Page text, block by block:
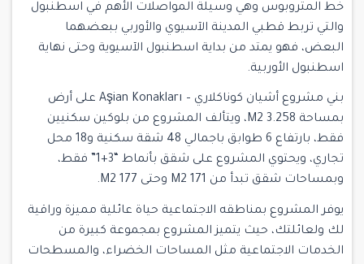
خط المتروبوس وهي وسيلة المواصلات الأهم في اسطنبول
والتي تربط قطبي المدينة الآسيوي والأوربي ببعضهما
البعض، فهو يمتد من بداية اسطنبول الآسيوية وحتى نهاية
اسطنبول الأوربية.
بني مشروع أشيان كوناكلاري – Aşian Konakları على أرض
بمساحة 3.258 M2، ويتألف المشروع من بلوكين سكنيين
فقط، بارتفاع 6 طوابق باجمالي 48 شقة سكنية و18 محل
تجاري، ويحتوي المشروع على شقق بأنماط “3+1” فقط،
وبمساحات شقق تبدأ من 171 M2 وحتى 177 M2.
يوفر المشروع بمناطقه الاجتماعية حياة عائلية مميزة وراقية
لك ولعائلتك، حيث يتميز المشروع بمجموعة كبيرة من
الخدمات الاجتماعية مثل المساحات الخضراء، والمسطحات